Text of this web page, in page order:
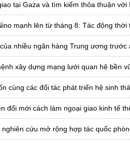
tại Gaza và tìm kiếm thỏa thuận với
mạnh lên từ tháng 8: Tác động thời
nhiều ngân hàng Trung ương trước
xây dựng mạng lưới quan hệ bền
cùng các đối tác phát triển hệ sinh
đổi mới cách làm ngoại giao kinh tế
nghiên cứu mở rộng hợp tác quốc